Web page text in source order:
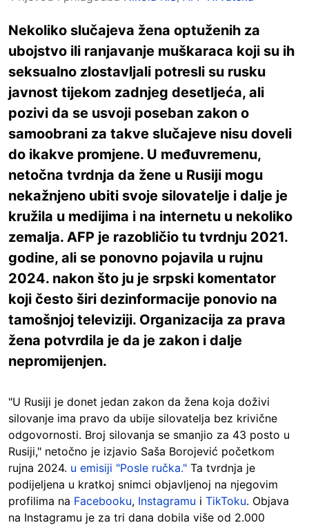
Nekoliko slučajeva žena optuženih za
ubojstvo ili ranjavanje muškaraca koji su ih
seksualno zlostavljali potresli su rusku
javnost tijekom zadnjeg desetljeća, ali
pozivi da se usvoji poseban zakon o
samoobrani za takve slučajeve nisu doveli
do ikakve promjene. U međuvremenu,
netočna tvrdnja da žene u Rusiji mogu
nekažnjeno ubiti svoje silovatelje i dalje je
kružila u medijima i na internetu u nekoliko
zemalja. AFP je razobličio tu tvrdnju 2021.
godine, ali se ponovno pojavila u rujnu
2024. nakon što ju je srpski komentator
koji često širi dezinformacije ponovio na
tamošnjoj televiziji. Organizacija za prava
žena potvrdila je da je zakon i dalje
nepromijenjen.
"U Rusiji je donet jedan zakon da žena koja doživi
silovanje ima pravo da ubije silovatelja bez krivične
odgovornosti. Broj silovanja se smanjio za 43 posto u
Rusiji," netočno je izjavio Saša Borojević početkom
rujna 2024. u emisiji "Posle ručka." Ta tvrdnja je
podijeljena u kratkoj snimci objavljenoj na njegovim
profilima na Facebooku, Instagramu i TikToku. Objava
na Instagramu je za tri dana dobila više od 2.000